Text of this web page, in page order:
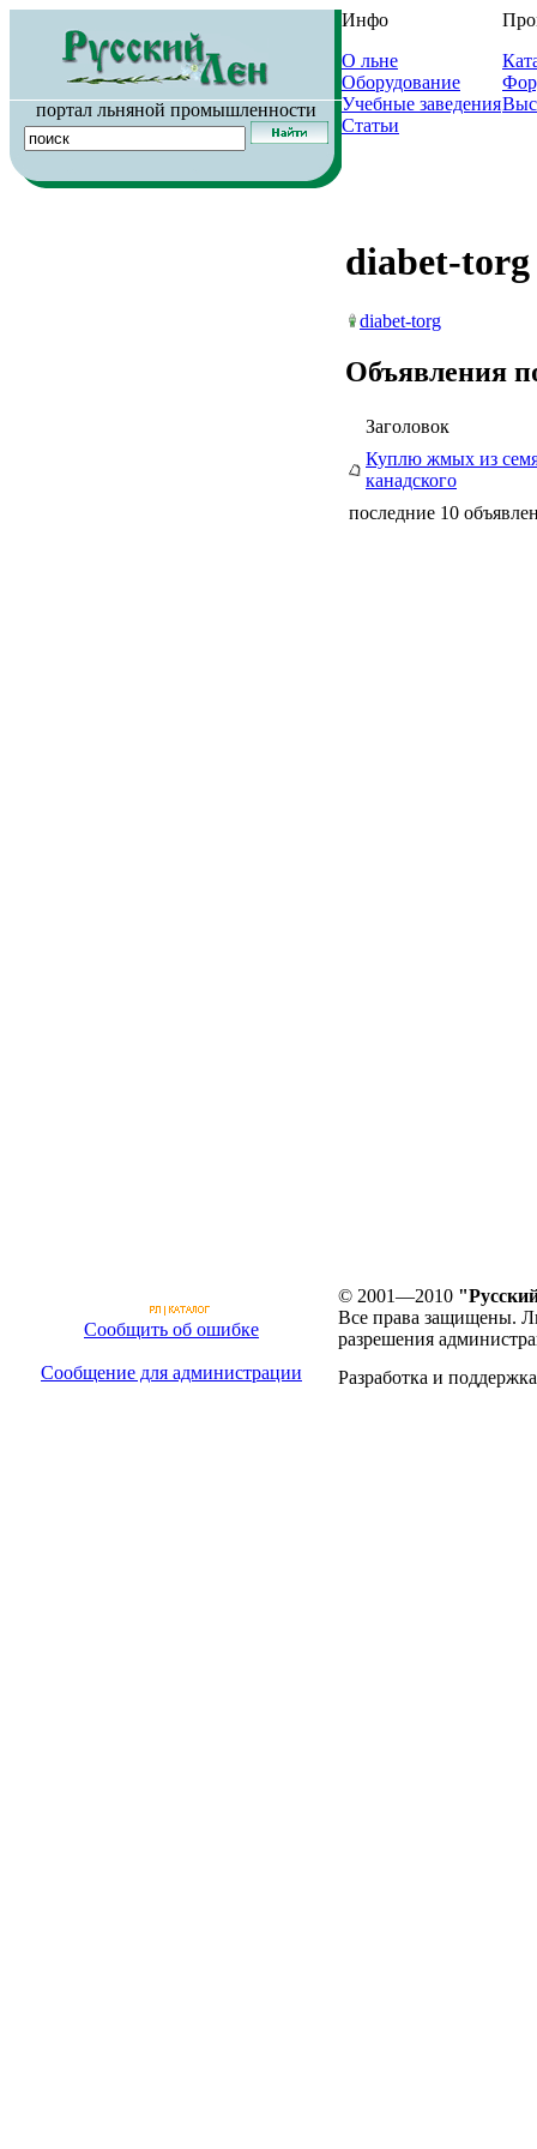
портал льняной промышленности
Инфо
О льне
Оборудование
Учебные заведения
Статьи
diabet-torg
diabet-torg
Объявления
Заголовок
Куплю жмых из
канадского
последние 10
Сообщить об ошибке
Сообщение для администрации
© 2001—2010
Все права защищены.
разрешения
Разработка и